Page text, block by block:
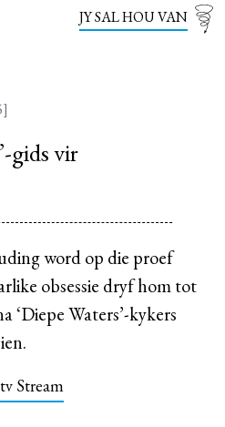
JY SAL HOU VAN
gids vir
word op die proef
obsessie dryf hom tot
‘Diepe Waters’-kykers
Stream